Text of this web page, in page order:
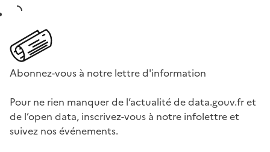
Abonnez-vous à notre lettre d'information
Pour ne rien manquer de l’actualité de data.gouv.fr et
de l’open data, inscrivez-vous à notre infolettre et
suivez nos événements.